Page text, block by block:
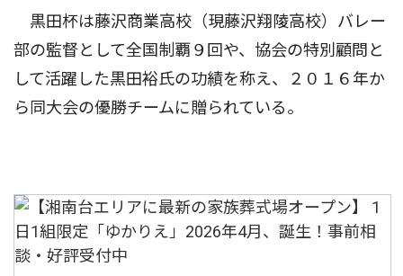
黒田杯は藤沢商業高校（現藤沢翔陵高校）バレー
部の監督として全国制覇９回や、協会の特別顧問と
して活躍した黒田裕氏の功績を称え、２０１６年か
ら同大会の優勝チームに贈られている。